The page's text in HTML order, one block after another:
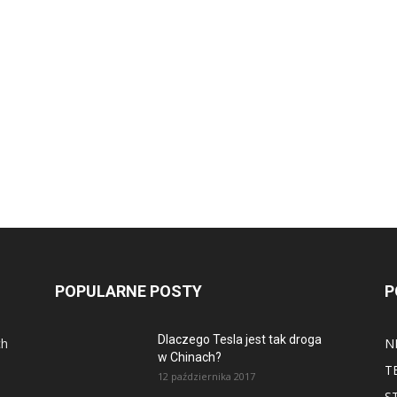
POPULARNE POSTY
Dlaczego Tesla jest tak droga
w Chinach?
12 października 2017